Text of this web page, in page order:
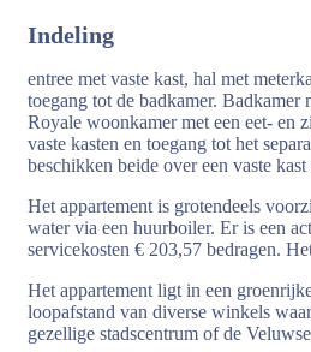
Indeling
entree met vaste kast, hal met
toegang tot de badkamer.
Royale woonkamer met een eet- en
vaste kasten en toegang tot het
beschikken beide over een vaste
Het appartement is grotendeels
water via een huurboiler. Er is een
servicekosten € 203,57 bedragen.
Het appartement ligt in een
loopafstand van diverse winkels
gezellige stadscentrum of de